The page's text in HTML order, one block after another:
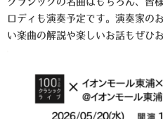
ロディも演奏予定です。演奏家の
い楽曲の解説や楽しいお話もぜひ